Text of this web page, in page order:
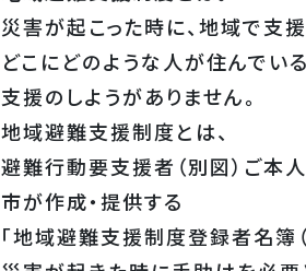
災害が起こった時に、地域で支援
どこにどのような人が住んでい
支援のしようがありません。
地域避難支援制度とは、
避難行動要支援者（別図）ご本
市が作成・提供する
「地域避難支援制度登録者名簿（